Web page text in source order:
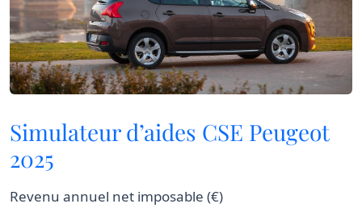
Simulateur d’aides CSE Peugeot
2025
Revenu annuel net imposable (€)